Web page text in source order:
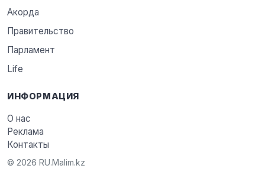
Акорда
Правительство
Парламент
Life
ИНФОРМАЦИЯ
О нас
Реклама
Контакты
© 2026 RU.Malim.kz